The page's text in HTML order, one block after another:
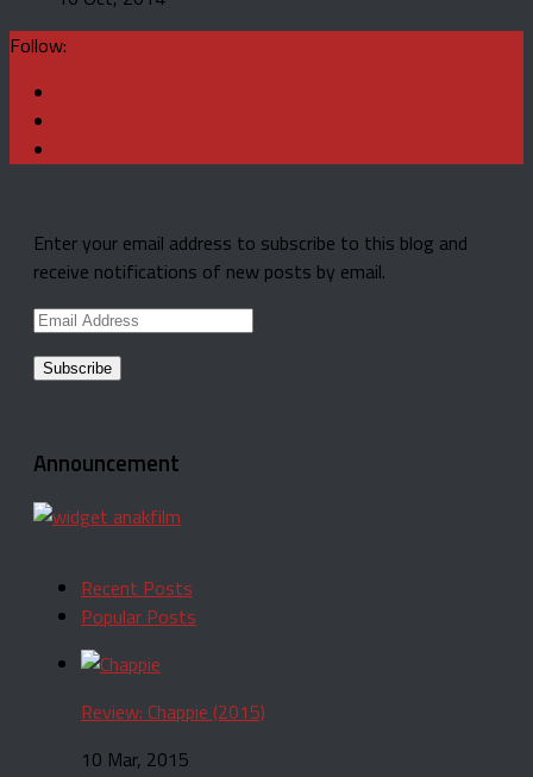
Follow:
Enter your email address to subscribe to this blog and
receive notifications of new posts by email.
Email
Announcement
Recent Posts
Popular Posts
Review: Chappie (2015)
10 Mar, 2015